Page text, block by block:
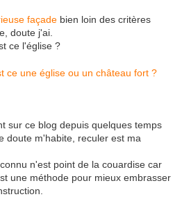
façade bien loin des critères
doute j'ai.
ce l'église ?
sur ce blog depuis quelques temps
doute m'habite, reculer est ma
n'est point de la couardise car
une méthode pour mieux embrasser